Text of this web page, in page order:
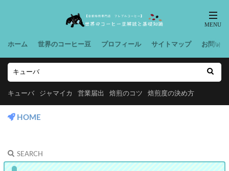
ホーム 世界のコーヒー豆 プロフィール サイトマップ お問い
キューバ ジャマイカ 営業届出 焙煎のコツ 焙煎度の決め方
HOME
SEARCH